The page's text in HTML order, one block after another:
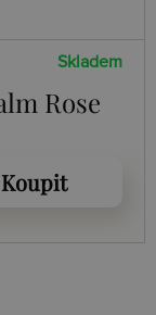
Skladem
Rose
Koupit